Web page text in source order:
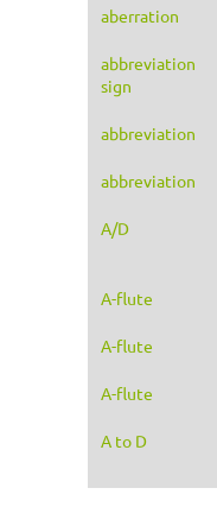
aberration
abbreviation
sign
abbreviation
abbreviation
A/D
A-flute
A-flute
A-flute
A to D